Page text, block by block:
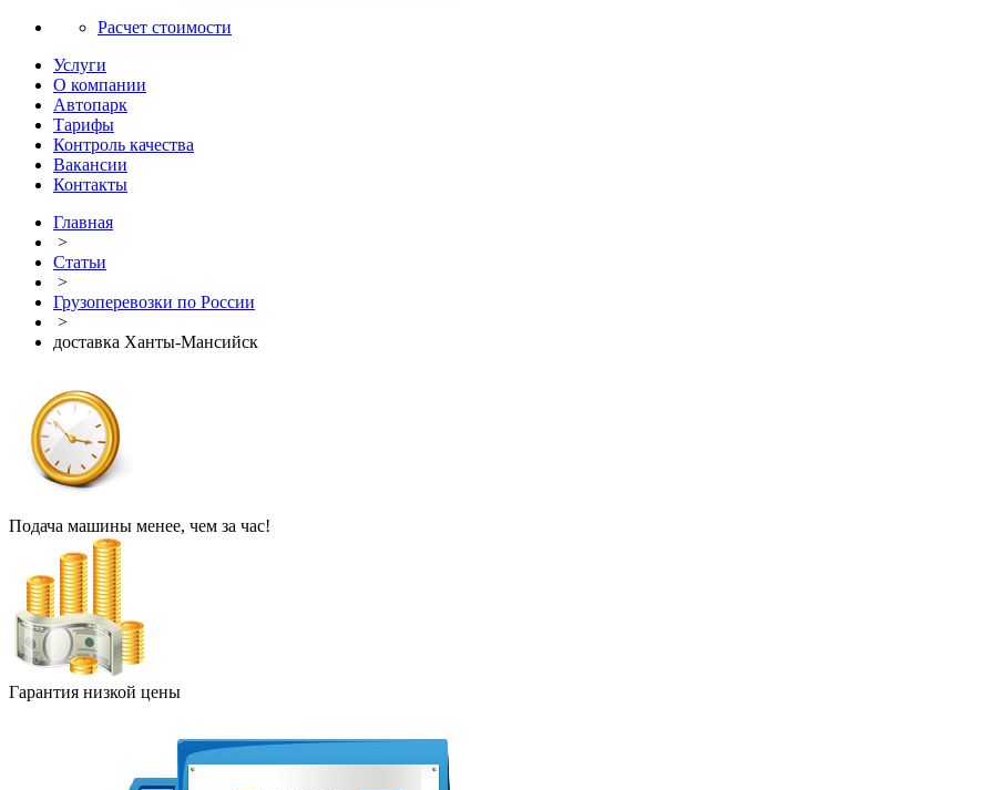
Расчет стоимости
Услуги
О компании
Автопарк
Тарифы
Контроль качества
Вакансии
Контакты
Главная
>
Статьи
>
Грузоперевозки по России
>
доставка Ханты-Мансийск
Подача машины менее, чем за час!
Гарантия низкой цены